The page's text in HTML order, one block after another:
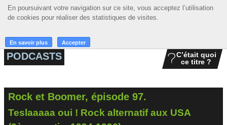
En poursuivant votre navigation sur ce site, vous acceptez l’utilisation
de cookies pour réaliser des statistiques de visites.
En savoir plus Accepter
En poursuivant votre navigation sur ce site, vous acceptez l’utilisation
de cookies pour réaliser des statistiques de visites.
En savoir plus Accepter
☰ MENU
ACCUEIL
PODCASTS
C’était quoi
ce titre ?
Rock et Boomer, épisode 97.
Teslaaaaa oui ! Rock alternatif aux USA